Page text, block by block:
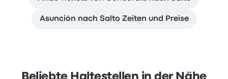
Asunción nach Salto Zeiten und Preise
Beliebte Haltestellen in der Nähe